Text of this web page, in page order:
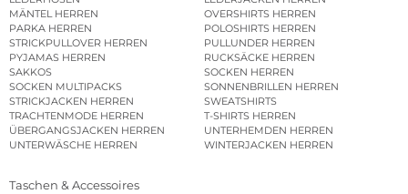
MÄNTEL HERREN
OVERSHIRTS HERREN
PARKA HERREN
POLOSHIRTS HERREN
STRICKPULLOVER HERREN
PULLUNDER HERREN
PYJAMAS HERREN
RUCKSÄCKE HERREN
SAKKOS
SOCKEN HERREN
SOCKEN MULTIPACKS
SONNENBRILLEN HERREN
STRICKJACKEN HERREN
SWEATSHIRTS
TRACHTENMODE HERREN
T-SHIRTS HERREN
ÜBERGANGSJACKEN HERREN
UNTERHEMDEN HERREN
UNTERWÄSCHE HERREN
WINTERJACKEN HERREN
Taschen & Accessoires